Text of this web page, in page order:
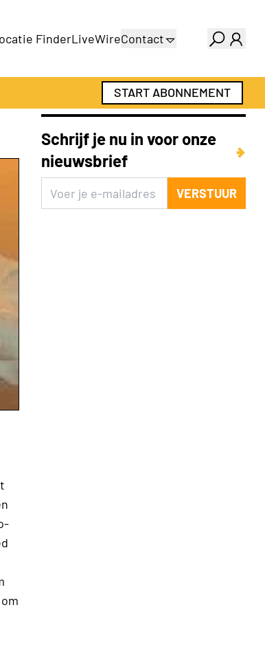
FinderLiveWireContact
Adverteren
Abonnementen
START ABONNEMENT
Schrijf je nu in voor onze
nieuwsbrief
VERSTUUR